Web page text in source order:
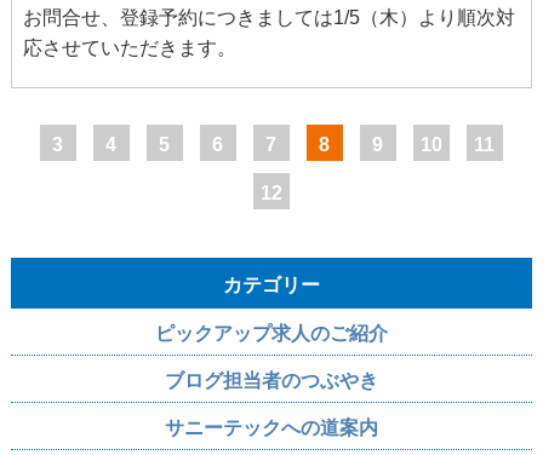
お問合せ、登録予約につきましては1/5（木）より順次対
応させていただきます。
3 4 5 6 7 8 9 10 11
12
カテゴリー
ピックアップ求人のご紹介
ブログ担当者のつぶやき
サニーテックへの道案内